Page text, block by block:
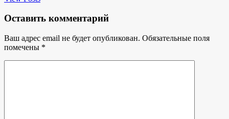
Оставить комментарий
Ваш адрес email не будет опубликован. Обязательные поля
помечены *